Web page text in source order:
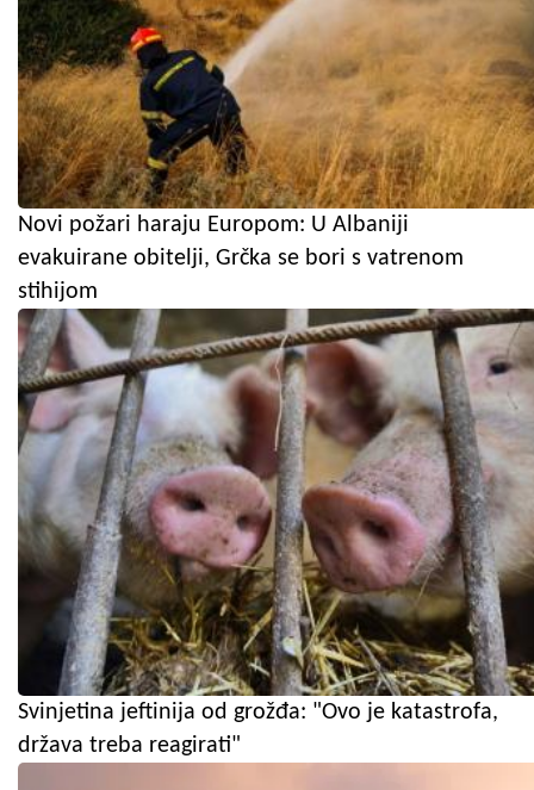
Novi požari haraju Europom: U Albaniji
evakuirane obitelji, Grčka se bori s vatrenom
stihijom
Svinjetina jeftinija od grožđa: "Ovo je katastrofa,
država treba reagirati"